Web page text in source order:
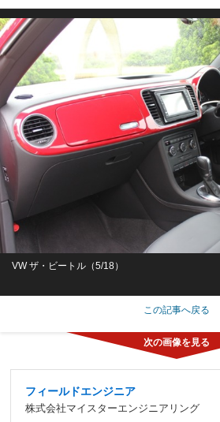
VW ザ・ビートル（5/18）
この記事へ戻る
フィールドエンジニア
株式会社マイスターエンジニアリング